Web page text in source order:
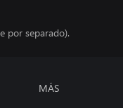
por separado).
MÁS